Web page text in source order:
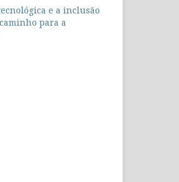
e a inclusão
para a